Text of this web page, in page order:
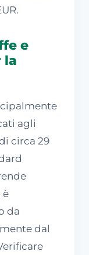
e
la
agli
circa 29
è
da
dal